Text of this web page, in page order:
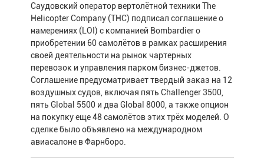
Саудовский оператор вертолётной техники The
Helicopter Company (THC) подписал соглашение о
намерениях (LOI) с компанией Bombardier о
приобретении 60 самолётов в рамках расширения
своей деятельности на рынок чартерных
перевозок и управления парком бизнес-джетов.
Соглашение предусматривает твердый заказ на 12
воздушных судов, включая пять Challenger 3500,
пять Global 5500 и два Global 8000, а также опцион
на покупку еще 48 самолётов этих трёх моделей. О
сделке было объявлено на международном
авиасалоне в Фарнборо.